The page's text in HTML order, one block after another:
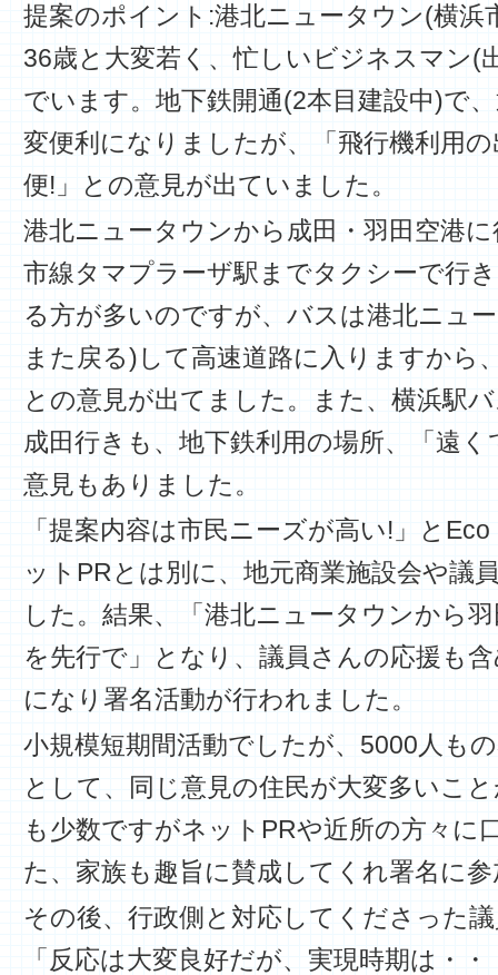
提案のポイント:港北ニュータウン(横浜
36歳と大変若く、忙しいビジネスマン(
でいます。地下鉄開通(2本目建設中)で
変便利になりましたが、「飛行機利用
便!」との意見が出ていました。
港北ニュータウンから成田・羽田空港
市線タマプラーザ駅までタクシーで行
る方が多いのですが、バスは港北ニュ
また戻る)して高速道路に入りますから
との意見が出てました。また、横浜駅
成田行きも、地下鉄利用の場所、「遠
意見もありました。
「提案内容は市民ニーズが高い!」と
ットPRとは別に、地元商業施設会や議
した。結果、「港北ニュータウンから
を先行で」となり、議員さんの応援も
になり署名活動が行われました。
小規模短期間活動でしたが、5000人も
として、同じ意見の住民が大変多いこ
も少数ですがネットPRや近所の方々に
た、家族も趣旨に賛成してくれ署名に
その後、行政側と対応してくださった
「反応は大変良好だが、実現時期は・